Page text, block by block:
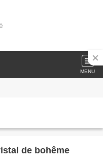
MENU
de bohême